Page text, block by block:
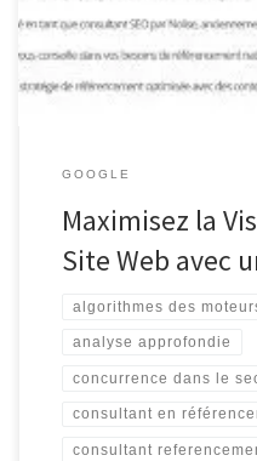
millions de sites web en
utilisateurs, il […]
GOOGLE
Maximisez la
Site Web avec
algorithmes des
analyse approfondie
concurrence dans le
consultant en
consultant